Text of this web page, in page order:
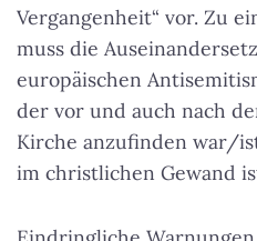
Vergangenheit“ vor. Zu
muss die
europäischen
der vor und auch nach
Kirche anzufinden war/
im christlichen Gewand